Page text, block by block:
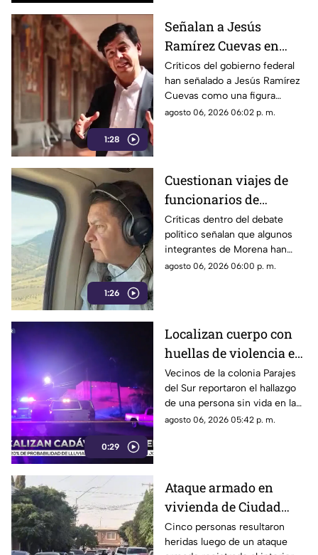
1:28
Señalan a Jesús
Ramírez Cuevas en
debate sobre regulación
y libertad de expresión
Críticos del gobierno federal
han señalado a Jesús Ramírez
Cuevas como una figura
relevante dentro de la
agosto 06, 2026 06:02 p. m.
1:26
Cuestionan viajes de
funcionarios de
Morena por presuntos
gastos alejados de la
austeridad
Críticas dentro del debate
político señalan que algunos
integrantes de Morena han
sido señalados por realizar
agosto 06, 2026 06:00 p. m.
0:29
Localizan cuerpo con
huellas de violencia en
calles de Parajes del
Sur | VIDEO
Vecinos de la colonia Parajes
del Sur reportaron el hallazgo
de una persona sin vida en la
vía pública.
agosto 06, 2026 05:42 p. m.
Ataque armado en
vivienda de Ciudad
Juárez deja cinco
personas heridas |
Cinco personas resultaron
heridas luego de un ataque